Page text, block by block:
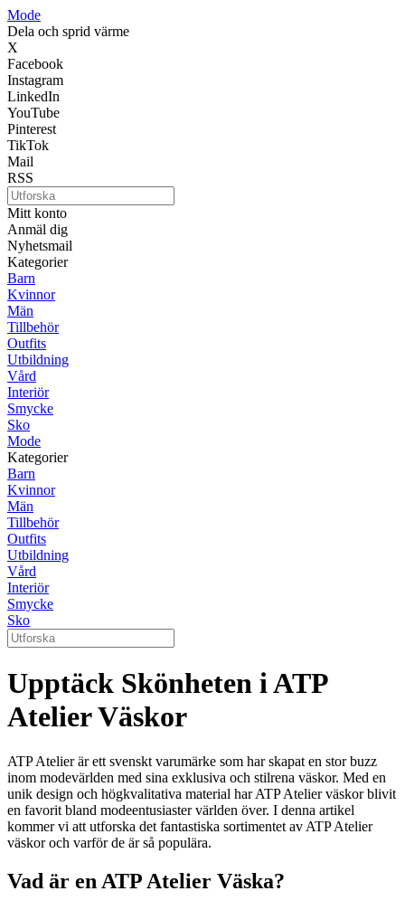
Mode
Dela och sprid värme
X
Facebook
Instagram
LinkedIn
YouTube
Pinterest
TikTok
Mail
RSS
Mitt konto
Anmäl dig
Nyhetsmail
Kategorier
Barn
Kvinnor
Män
Tillbehör
Outfits
Utbildning
Vård
Interiör
Smycke
Sko
Mode
Kategorier
Barn
Kvinnor
Män
Tillbehör
Outfits
Utbildning
Vård
Interiör
Smycke
Sko
Upptäck Skönheten i ATP
Atelier Väskor
ATP Atelier är ett svenskt varumärke som har skapat en stor buzz
inom modevärlden med sina exklusiva och stilrena väskor. Med en
unik design och högkvalitativa material har ATP Atelier väskor blivit
en favorit bland modeentusiaster världen över. I denna artikel
kommer vi att utforska det fantastiska sortimentet av ATP Atelier
väskor och varför de är så populära.
Vad är en ATP Atelier Väska?